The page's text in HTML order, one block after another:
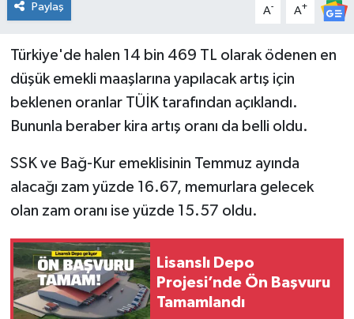
Paylaş A- A+
Türkiye'de halen 14 bin 469 TL olarak ödenen en
düşük emekli maaşlarına yapılacak artış için
beklenen oranlar TÜİK tarafından açıklandı.
Bununla beraber kira artış oranı da belli oldu.
SSK ve Bağ-Kur emeklisinin Temmuz ayında
alacağı zam yüzde 16.67, memurlara gelecek
olan zam oranı ise yüzde 15.57 oldu.
Lisanslı Depo
Projesi’nde Ön Başvuru
Tamamlandı
RÖPORTAJ
SAĞLIK
TARIM
TURİZM
VİDEO HABER